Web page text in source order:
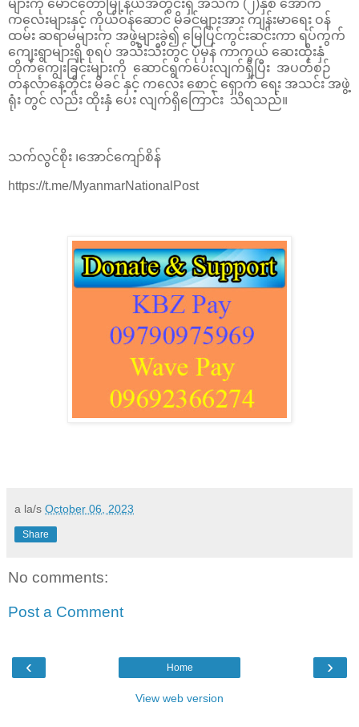
များကို မောင်တောမြို့နယ်အတွင်းရှိ အသက် (၂)နှစ် အောက်
ကလေးများနှင့် ကိုယ်ဝန်ဆောင် မိခင်များအား ကျန်းမာရေး ဝန်
ထမ်း ဆရာမများက အဖွဲ့များခွဲ၍ မြေပြင်ကွင်းဆင်းကာ ရပ်ကွက်
ကျေးရွာများရှိ စုရပ် အသီးသီးတွင် ပုံမှန် ကာကွယ် ဆေးထိုးနှံ
တိုက်ကျွေးခြင်းများကို ဆောင်ရွက်ပေးလျက်ရှိပြီး အပတ်စဉ်
တနင်္လာနေ့တိုင်း မိခင် နှင့် ကလေး စောင့် ရှောက် ရေး အသင်း အဖွဲ့
ရုံး တွင် လည်း ထိုးနှံ ပေး လျက်ရှိကြောင်း သိရသည်။
သက်လွင်စိုး ၊အောင်ကျော်စိန်
https://t.me/MyanmarNationalPost
a la/s October 06, 2023
Share
No comments:
Post a Comment
‹ ›
Home
View web version